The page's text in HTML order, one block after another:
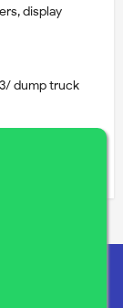
display
dump truck